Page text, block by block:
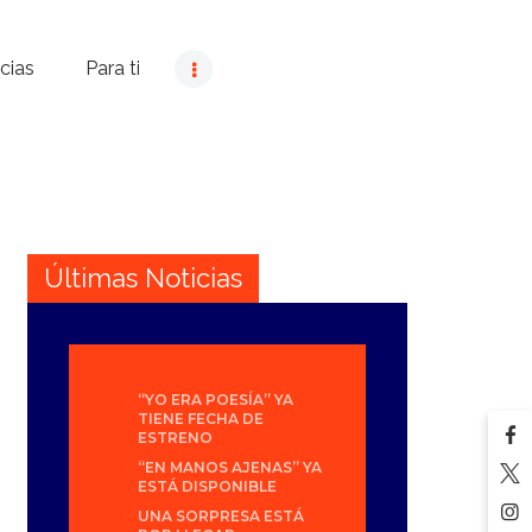
Para ti
Últimas Noticias
“YO ERA POESÍA” YA
TIENE FECHA DE
ESTRENO
“EN MANOS AJENAS” YA
ESTÁ DISPONIBLE
UNA SORPRESA ESTÁ